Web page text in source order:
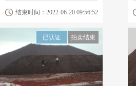
结束时间：2022-06-20 09:56:52
拍卖结束
已认证